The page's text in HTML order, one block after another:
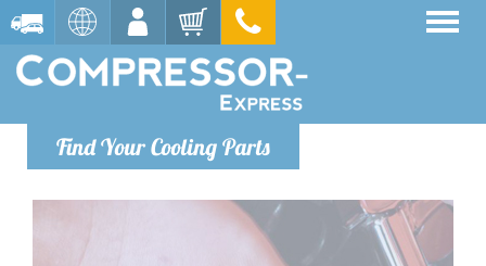
Find Your Cooling Parts